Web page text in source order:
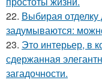
22. Выбирая
задумываются:
23. Это интерьер, в
сдержанная
загадочности.